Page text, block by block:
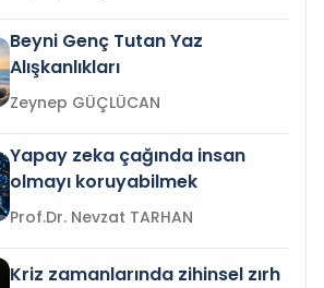
Beyni Genç Tutan Yaz
Alışkanlıkları
Zeynep GÜÇLÜCAN
Yapay zeka çağında insan
olmayı koruyabilmek
Prof.Dr. Nevzat TARHAN
Kriz zamanlarında zihinsel zırh